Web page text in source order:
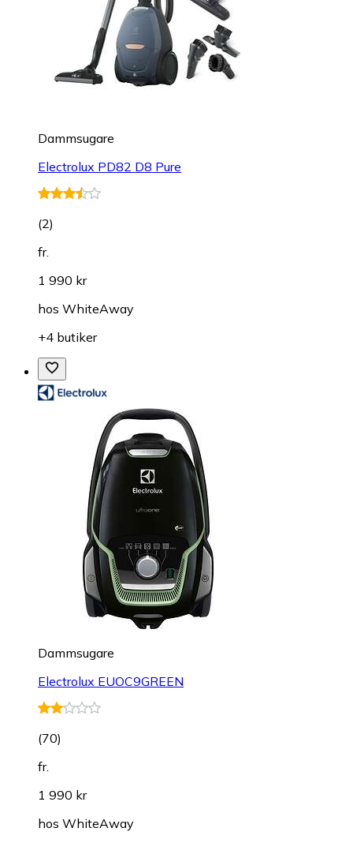
Dammsugare
Electrolux PD82 D8 Pure
(2)
fr.
1 990 kr
hos WhiteAway
+4 butiker
Dammsugare
Electrolux EUOC9GREEN
(70)
fr.
1 990 kr
hos WhiteAway